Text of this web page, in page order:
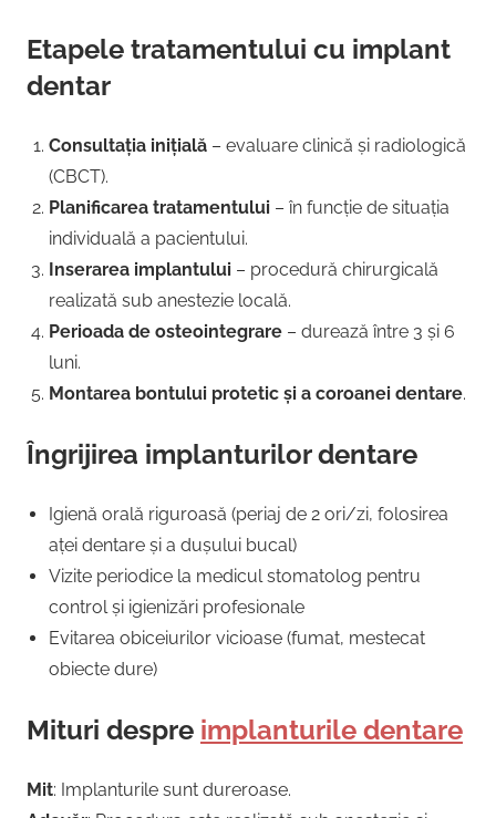
Etapele tratamentului cu implant
dentar
Consultația inițială – evaluare clinică și radiologică
(CBCT).
Planificarea tratamentului – în funcție de situația
individuală a pacientului.
Inserarea implantului – procedură chirurgicală
realizată sub anestezie locală.
Perioada de osteointegrare – durează între 3 și 6
luni.
Montarea bontului protetic și a coroanei dentare.
Îngrijirea implanturilor dentare
Igienă orală riguroasă (periaj de 2 ori/zi, folosirea
aței dentare și a dușului bucal)
Vizite periodice la medicul stomatolog pentru
control și igienizări profesionale
Evitarea obiceiurilor vicioase (fumat, mestecat
obiecte dure)
Mituri despre implanturile dentare
Mit: Implanturile sunt dureroase.